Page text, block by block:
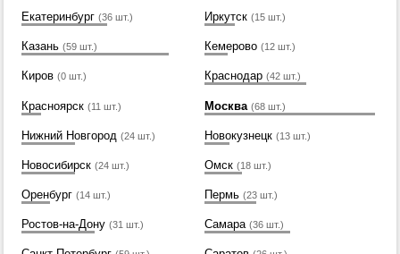
Екатеринбург (36 шт.) Иркутск (15 шт.)
Казань (59 шт.) Кемерово (12 шт.)
Киров (0 шт.) Краснодар (42 шт.)
Красноярск (11 шт.) Москва (68 шт.)
Нижний Новгород (24 шт.) Новокузнецк (13 шт.)
Новосибирск (24 шт.) Омск (18 шт.)
Оренбург (14 шт.) Пермь (23 шт.)
Ростов-на-Дону (31 шт.) Самара (36 шт.)